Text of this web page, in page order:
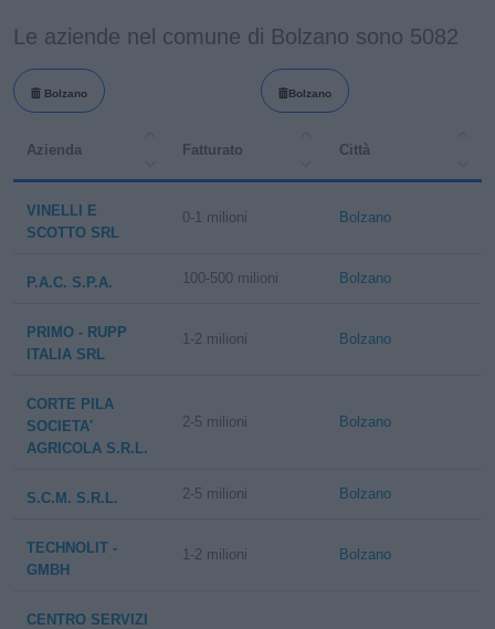
Le aziende nel comune di Bolzano sono 5082
Bolzano Bolzano
Azienda Fatturato Città
VINELLI E
SCOTTO SRL
0-1 milioni Bolzano
P.A.C. S.P.A. 100-500 milioni Bolzano
PRIMO - RUPP
ITALIA SRL
1-2 milioni Bolzano
CORTE PILA
SOCIETA'
AGRICOLA S.R.L.
2-5 milioni Bolzano
S.C.M. S.R.L. 2-5 milioni Bolzano
TECHNOLIT -
GMBH
1-2 milioni Bolzano
CENTRO SERVIZI